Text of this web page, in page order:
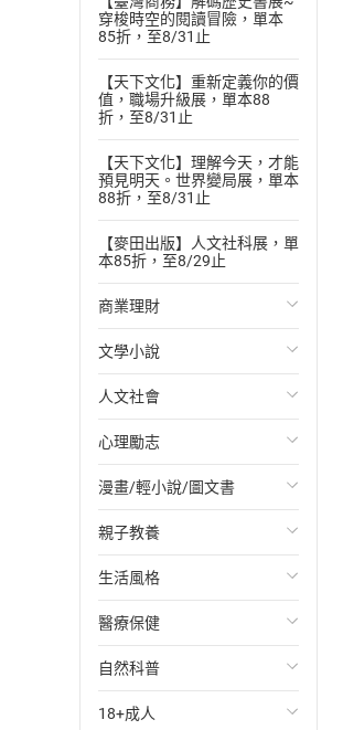
穿梭時空的閱讀冒險，單本
85折，至8/31止
【天下文化】重新定義你的價
值，職場升級展，單本88
折，至8/31止
【天下文化】理解今天，才能
預見明天。世界變局展，單本
88折，至8/31止
【麥田出版】人文社科展，單
本85折，至8/29止
商業理財
投資理財
經濟/趨勢
財務/金融
管理/領導
職場工作術
成功法
行銷/廣告
傳記
商務/商學
文學小說
歐美文學
日本文學
韓國文學
華文文學
經典文學
成長/家庭生活小說
懸疑/推理小說
科幻/奇幻小說
人文社會
國際關係
政治
社會科學
台灣/中國歷史
日/韓歷史
其他歷史/史學
法律
心理勵志
心靈成長/情緒
人際關係
兩性關係
心理學
漫畫/輕小說/圖文書
輕小說
奇幻/科幻
愛情故事
職場/社會寫實
懸疑/推理
親子教養
教育現場
兒童文學/故事
兒童科普/學習
育兒百科
生活風格
飲食/食譜
健身/美顏
運動/遊戲
醫療保健
健康/養生
常見疾病
自然科普
生物科學
18+成人